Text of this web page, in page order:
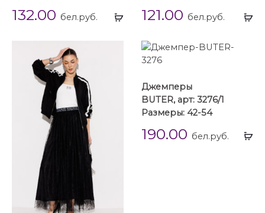
Выбрать
132.00 бел.руб. 121.00 бел.руб.
Джемперы
BUTER, арт: 3276/1
Размеры: 42-54
190.00 бел.руб.